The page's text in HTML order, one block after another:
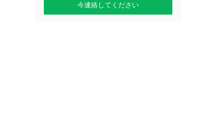
今連絡してください